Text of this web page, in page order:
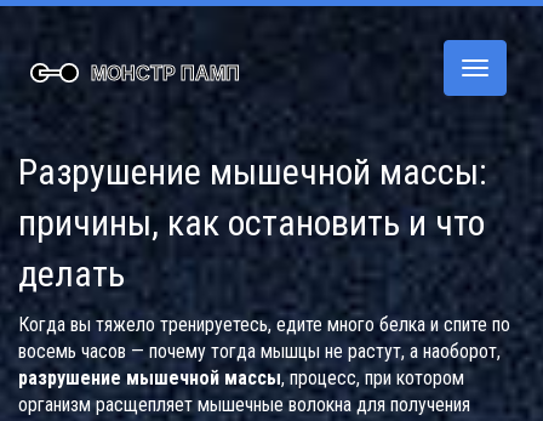
Разрушение мышечной массы:
причины, как остановить и что
делать
Когда вы тяжело тренируетесь, едите много белка и спите по
восемь часов — почему тогда мышцы не растут, а наоборот,
разрушение мышечной массы,процесс, при котором
организм расщепляет мышечные волокна для получения